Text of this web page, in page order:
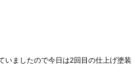
いましたので今日は2回目の仕上げ塗装